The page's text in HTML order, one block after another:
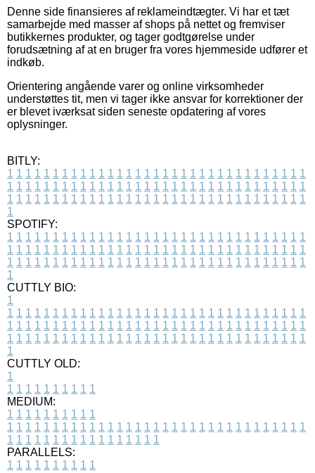
Denne side finansieres af reklameindtægter. Vi har et tæt
samarbejde med masser af shops på nettet og fremviser
butikkernes produkter, og tager godtgørelse under
forudsætning af at en bruger fra vores hjemmeside udfører et
indkøb.
Orientering angående varer og online virksomheder
understøttes tit, men vi tager ikke ansvar for korrektioner der
er blevet iværksat siden seneste opdatering af vores
oplysninger.
BITLY:
1 1 1 1 1 1 1 1 1 1 1 1 1 1 1 1 1 1 1 1 1 1 1 1 1 1 1 1 1 1 1 1 1
1 1 1 1 1 1 1 1 1 1 1 1 1 1 1 1 1 1 1 1 1 1 1 1 1 1 1 1 1 1 1 1 1
1 1 1 1 1 1 1 1 1 1 1 1 1 1 1 1 1 1 1 1 1 1 1 1 1 1 1 1 1 1 1 1 1
1
SPOTIFY:
1 1 1 1 1 1 1 1 1 1 1 1 1 1 1 1 1 1 1 1 1 1 1 1 1 1 1 1 1 1 1 1 1
1 1 1 1 1 1 1 1 1 1 1 1 1 1 1 1 1 1 1 1 1 1 1 1 1 1 1 1 1 1 1 1 1
1 1 1 1 1 1 1 1 1 1 1 1 1 1 1 1 1 1 1 1 1 1 1 1 1 1 1 1 1 1 1 1 1
1
CUTTLY BIO:
1
1 1 1 1 1 1 1 1 1 1 1 1 1 1 1 1 1 1 1 1 1 1 1 1 1 1 1 1 1 1 1 1 1
1 1 1 1 1 1 1 1 1 1 1 1 1 1 1 1 1 1 1 1 1 1 1 1 1 1 1 1 1 1 1 1 1
1 1 1 1 1 1 1 1 1 1 1 1 1 1 1 1 1 1 1 1 1 1 1 1 1 1 1 1 1 1 1 1 1
1
CUTTLY OLD:
1
1 1 1 1 1 1 1 1 1 1
MEDIUM:
1 1 1 1 1 1 1 1 1 1
1 1 1 1 1 1 1 1 1 1 1 1 1 1 1 1 1 1 1 1 1 1 1 1 1 1 1 1 1 1 1 1 1
1 1 1 1 1 1 1 1 1 1 1 1 1 1 1 1 1
PARALLELS:
1 1 1 1 1 1 1 1 1 1